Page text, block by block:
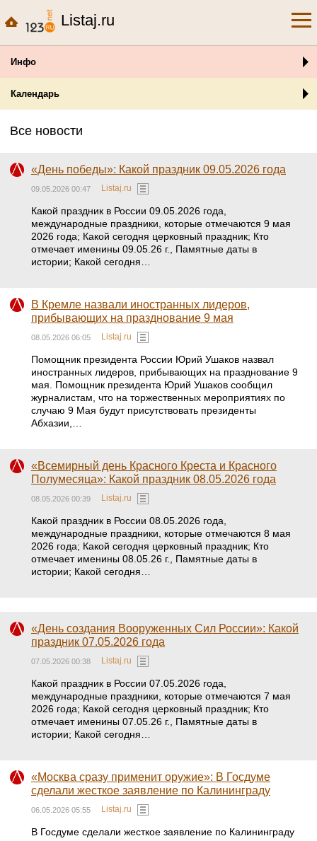
Listaj.ru
Инфо
Календарь
Все новости
«День победы»: Какой праздник 09.05.2026 года
09.05.2026 00:47 Listaj.ru
Какой праздник в России 09.05.2026 года,
международные праздники, которые отмечаются 9 мая
2026 года; Какой сегодня церковный праздник; Кто
отмечает именины 09.05.26 г., Памятные даты в
истории; Какой сегодня…
В Кремле назвали иностранных лидеров,
прибывающих на празднование 9 мая
08.05.2026 06:05 Listaj.ru
Помощник президента России Юрий Ушаков назвал
иностранных лидеров, прибывающих на празднование 9
мая. Помощник президента Юрий Ушаков сообщил
журналистам, что на торжественных мероприятиях по
случаю 9 Мая будут присутствовать президенты
Абхазии,…
«Всемирный день Красного Креста и Красного
Полумесяца»: Какой праздник 08.05.2026 года
08.05.2026 00:39 Listaj.ru
Какой праздник в России 08.05.2026 года,
международные праздники, которые отмечаются 8 мая
2026 года; Какой сегодня церковный праздник; Кто
отмечает именины 08.05.26 г., Памятные даты в
истории; Какой сегодня…
«День создания Вооруженных Сил России»: Какой
праздник 07.05.2026 года
07.05.2026 00:38 Listaj.ru
Какой праздник в России 07.05.2026 года,
международные праздники, которые отмечаются 7 мая
2026 года; Какой сегодня церковный праздник; Кто
отмечает именины 07.05.26 г., Памятные даты в
истории; Какой сегодня…
«Москва сразу применит оружие»: В Госдуме
сделали жесткое заявление по Калининграду
06.05.2026 05:55 Listaj.ru
В Госдуме сделали жесткое заявление по Калининграду